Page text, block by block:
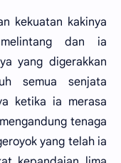
kekuatan kakinya
dan ia
yang digerakkan
semua senjata
ketika ia merasa
tenaga
yang telah ia